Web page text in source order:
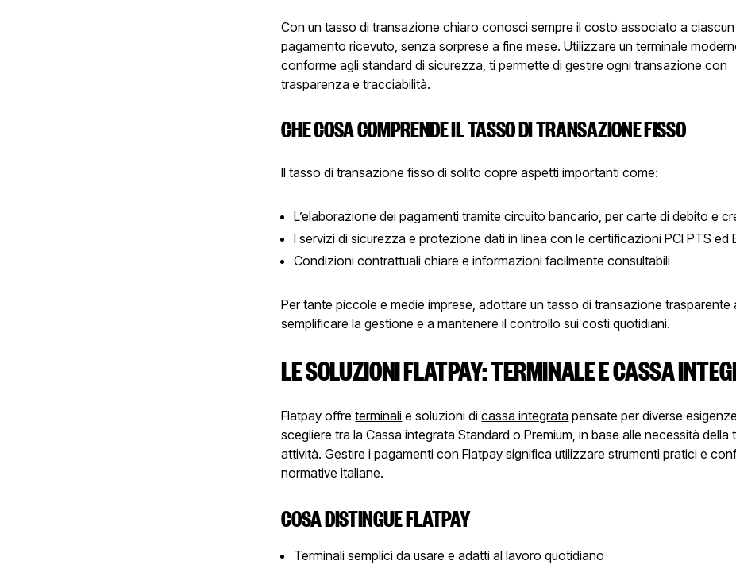
Con un tasso di transazione chiaro conosci sempre il costo associato a ciascun
pagamento ricevuto, senza sorprese a fine mese. Utilizzare unterminale
conforme agli standard di sicurezza, ti permette di gestire ogni transazione con
trasparenza e tracciabilità.
CHE COSA COMPRENDE IL TASSO DI TRANSAZIONE FISSO
Il tasso di transazione fisso di solito copre aspetti importanti come:
L’elaborazione dei pagamenti tramite circuito bancario, per carte di debito e
I servizi di sicurezza e protezione dati in linea con le certificazioni PCI PTS ed
Condizioni contrattuali chiare e informazioni facilmente consultabili
Per tante piccole e medie imprese, adottare un tasso di transazione trasparente
semplificare la gestione e a mantenere il controllo sui costi quotidiani.
LE SOLUZIONI FLATPAY: TERMINALE E CASSA
Flatpay offreterminali e soluzioni dicassa integrata pensate per diverse
scegliere tra la Cassa integrata Standard o Premium, in base alle necessità della
attività. Gestire i pagamenti con Flatpay significa utilizzare strumenti pratici e
normative italiane.
COSA DISTINGUE FLATPAY
Terminali semplici da usare e adatti al lavoro quotidiano